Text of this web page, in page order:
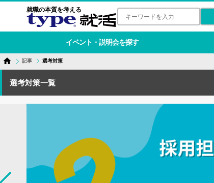
就職の本質を考える
イベント・説明会を探す
記事 選考対策
選考対策一覧